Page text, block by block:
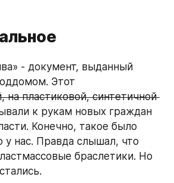
- документ, выданный
на пластиковой, синтетичной
к рукам новых граждан
Конечно, такое было
у нас. Правда слышал, что
браслетики. Но